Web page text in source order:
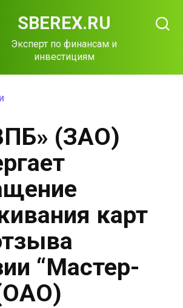
SBEREX.RU
Эксперт по финансам и
инвестициям
(ЗАО)
карт
“Мастер-